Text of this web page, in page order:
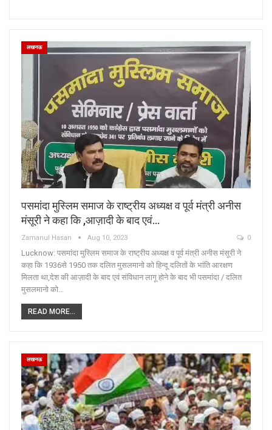
लखनऊ
पसमांदा मुस्लिम समाज के राष्ट्रीय अध्यक्ष व पूर्व मंत्री अनीस
मंसूरी ने कहा कि ,आज़ादी के बाद एवं…
Zamanul Hasan Aug 10, 2023 0
Lucknow: पसमांदा मुस्लिम समाज के राष्ट्रीय अध्यक्ष व पूर्व मंत्री अनीस मंसूरी ने
कहा कि 1936से 1950 तक दलित मुसलमानो को हिन्दू दलितों के भांति आरक्षण
मिलता था,देश की आज़ादी के बाद एवं संविधान लागू होने के बाद भी पसमांदा / दलित
मुसलमानो को…
READ MORE...
लखनऊ